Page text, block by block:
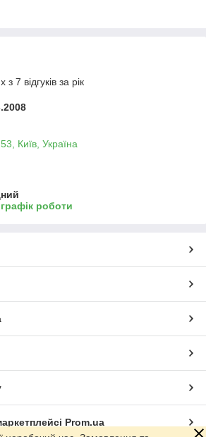
7 відгуків за рік
Київ, Україна
роботи
Prom.ua